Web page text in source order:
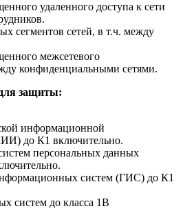
удаленного доступа к сети
сегментов сетей, в т.ч. между
межсетевого
конфиденциальными сетями.
защиты:
информационной
до К1 включительно.
персональных данных
систем (ГИС) до К1
систем до класса 1В